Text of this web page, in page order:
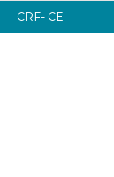
CRF- CE